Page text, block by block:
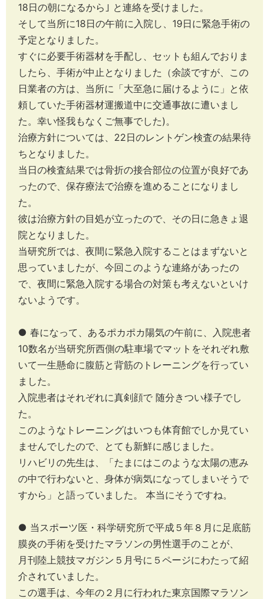
18日の朝になるから｣ と連絡を受けました。
そして当所に18日の午前に入院し、19日に緊急手術の
予定となりました。
すぐに必要手術器材を手配し、セットも組んでおりま
したら、手術が中止となりました（余談ですが、この
日業者の方は、当所に「大至急に届けるように」と依
頼していた手術器材運搬道中に交通事故に遭いまし
た。幸い怪我もなくご無事でした)。
治療方針については、22日のレントゲン検査の結果待
ちとなりました。
当日の検査結果では骨折の接合部位の位置が良好であ
ったので、保存療法で治療を進めることになりまし
た。
彼は治療方針の目処が立ったので、その日に急きょ退
院となりました。
当研究所では、夜間に緊急入院することはまずないと
思っていましたが、今回このような連絡があったの
で、夜間に緊急入院する場合の対策も考えないといけ
ないようです。
● 春になって、あるポカポカ陽気の午前に、入院患者
10数名が当研究所西側の駐車場でマットをそれぞれ敷
いて一生懸命に腹筋と背筋のトレーニングを行ってい
ました。
入院患者はそれぞれに真剣顔で 随分きつい様子でし
た。
このようなトレーニングはいつも体育館でしか見てい
ませんでしたので、とても新鮮に感じました。
リハビリの先生は、「たまにはこのような太陽の恵み
の中で行わないと、身体が病気になってしまいそうで
すから」と語っていました。 本当にそうですね。
● 当スポーツ医・科学研究所で平成５年８月に足底筋
膜炎の手術を受けたマラソンの男性選手のことが、
月刊陸上競技マガジン５月号に５ページにわたって紹
介されていました。
この選手は、今年の２月に行われた東京国際マラソン